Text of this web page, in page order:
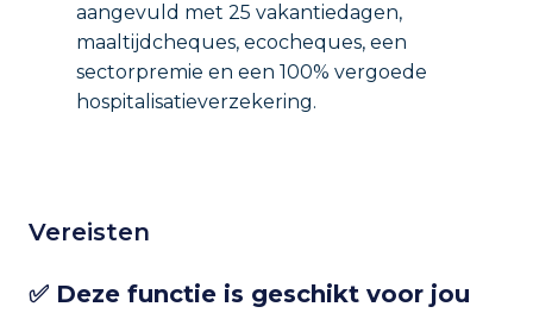
aangevuld met 25 vakantiedagen,
maaltijdcheques, ecocheques, een
sectorpremie en een 100% vergoede
hospitalisatieverzekering.
Vereisten
✅ Deze functie is geschikt voor jou